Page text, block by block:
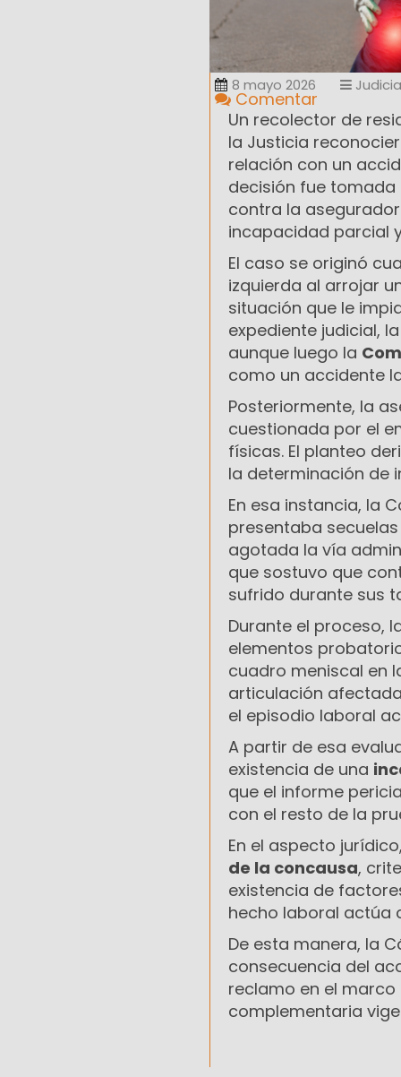
8 mayo 2026
Comentar
Un recolector de
la Justicia
relación con un
decisión fue tomada
contra la
incapacidad parcial
El caso se originó
izquierda al arrojar
situación que le
expediente judicial, la
aunque luego la
como un accidente
Posteriormente, la
cuestionada por el
físicas. El planteo
la determinación de
En esa instancia, la
presentaba
agotada la vía
que sostuvo que
sufrido durante sus
Durante el proceso,
elementos
cuadro meniscal en
articulación
el episodio laboral
A partir de esa
existencia de una
que el informe
con el resto de la
En el aspecto
de la concausa,
existencia de
hecho laboral actúa
De esta manera, la
consecuencia del
reclamo en el marco
complementaria